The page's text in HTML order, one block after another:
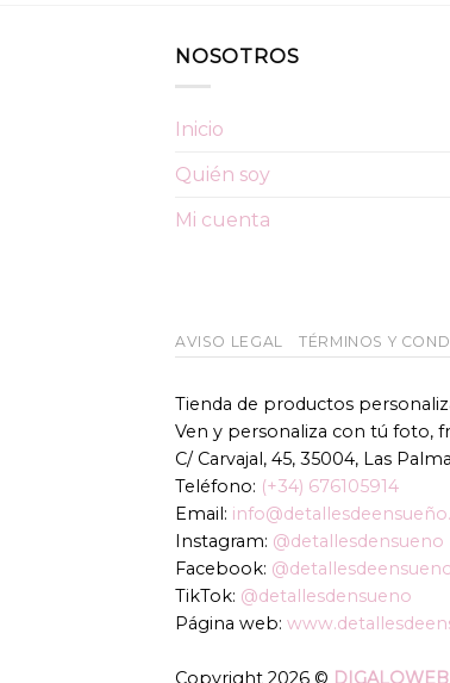
NOSOTROS
Inicio
Quién soy
Mi cuenta
AVISO LEGAL TÉRMINOS Y
Tienda de productos
Ven y personaliza con tú foto,
C/ Carvajal, 45, 35004, Las
Teléfono: (+34) 676105914
Email:
Instagram: @detallesdensueno
Facebook:
TikTok: @detallesdensueno
Página web:
Copyright 2026 ©